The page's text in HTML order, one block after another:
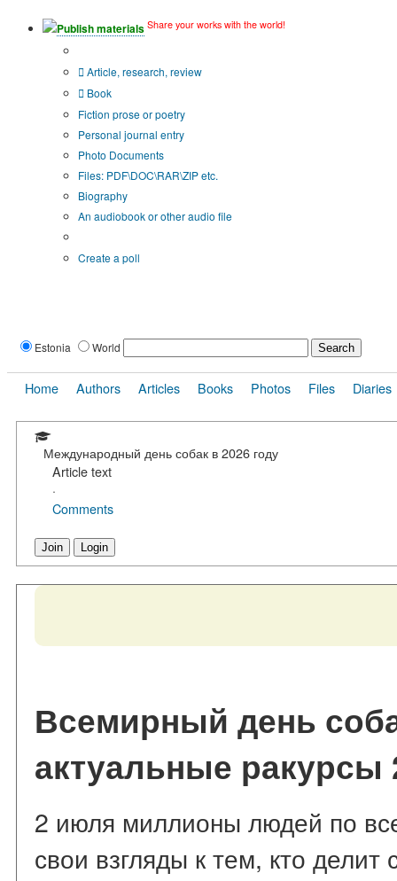
Publish materials Share your works with the world!
Article, research, review
Book
Fiction prose or poetry
Personal journal entry
Photo Documents
Files: PDF\DOC\RAR\ZIP etc.
Biography
An audiobook or other audio file
Create a poll
Estonia World
Home Authors Articles Books Photos Files Diaries
Международный день собак в 2026 году
Article text
·
Comments
Join Login
Всемирный день
актуальные ракурсы
2 июля миллионы людей по
свои взгляды к тем, кто